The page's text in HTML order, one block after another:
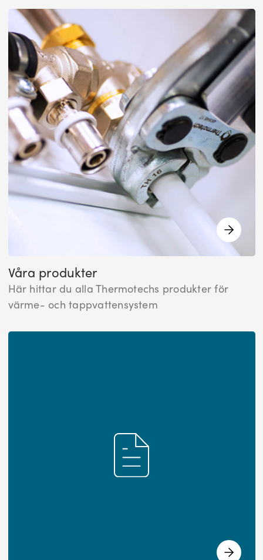
Våra produkter
Här hittar du alla Thermotechs produkter för
värme- och tappvattensystem